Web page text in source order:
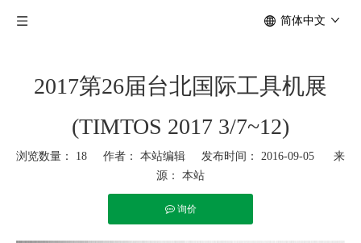
简体中文
2017第26届台北国际工具机展
(TIMTOS 2017 3/7~12)
浏览数量： 18 作者： 本站编辑 发布时间： 2016-09-05 来
源： 本站
询价